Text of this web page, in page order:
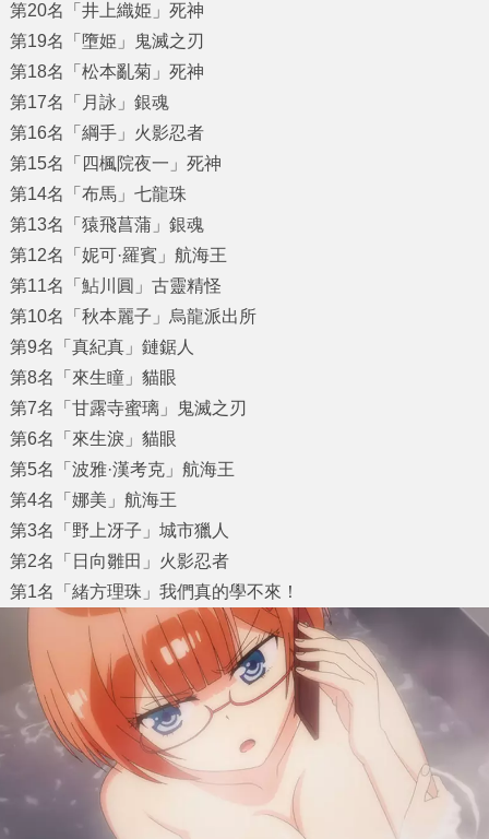
第20名「井上織姫」死神
第19名「墮姫」鬼滅之刃
第18名「松本亂菊」死神
第17名「月詠」銀魂
第16名「綱手」火影忍者
第15名「四楓院夜一」死神
第14名「布馬」七龍珠
第13名「猿飛菖蒲」銀魂
第12名「妮可·羅賓」航海王
第11名「鮎川圓」古靈精怪
第10名「秋本麗子」烏龍派出所
第9名「真紀真」鏈鋸人
第8名「來生瞳」貓眼
第7名「甘露寺蜜璃」鬼滅之刃
第6名「來生淚」貓眼
第5名「波雅·漢考克」航海王
第4名「娜美」航海王
第3名「野上冴子」城市獵人
第2名「日向雛田」火影忍者
第1名「緒方理珠」我們真的學不來！